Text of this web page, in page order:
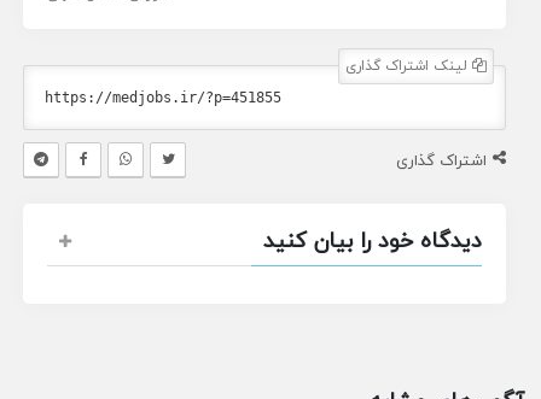
لینک اشتراک گذاری
اشتراک گذاری
دیدگاه خود را بیان کنید